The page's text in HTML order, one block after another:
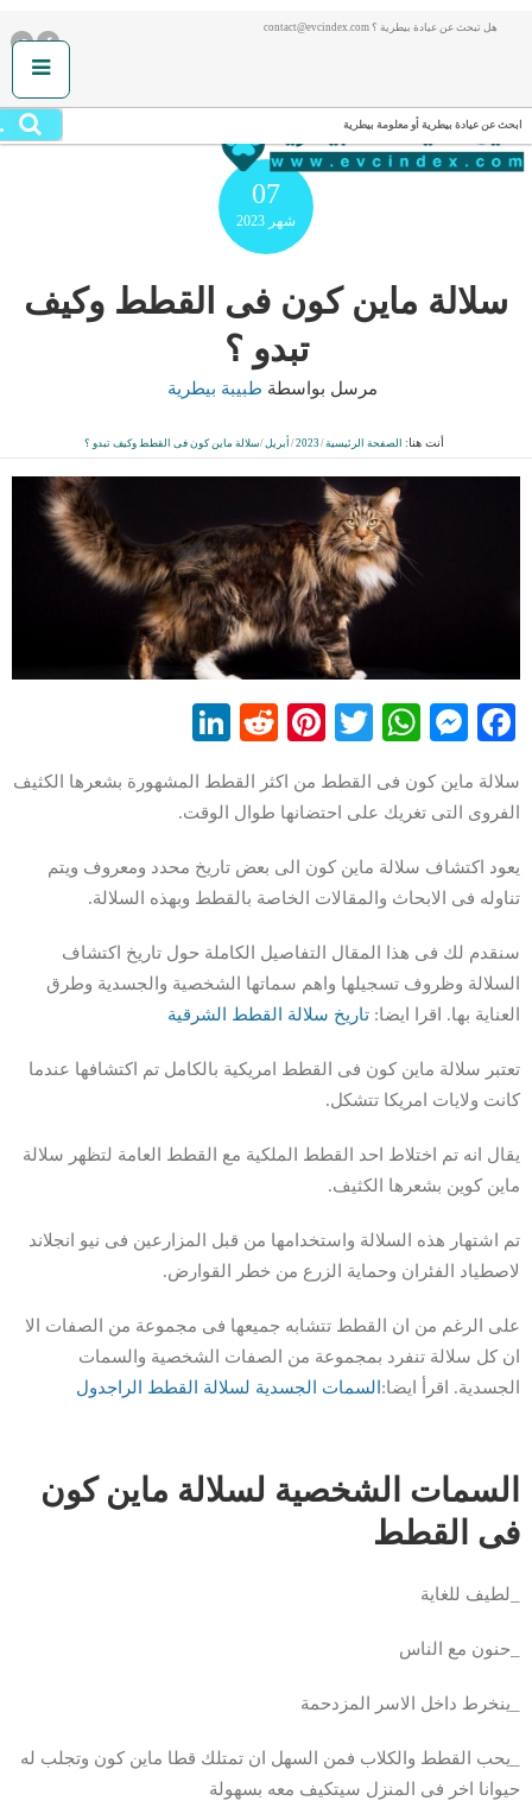
هل تبحث عن عيادة بيطرية ؟ contact@evcindex.com
ابحث عن عيادة بيطرية أو معلومة بيطرية
07
شهر 2023
سلالة ماين كون فى القطط وكيف
تبدو ؟
مرسل بواسطة طبيبة بيطرية
أنت هنا: الصفحة الرئيسية/
2023
/ أبريل/سلالة ماين كون فى القطط وكيف تبدو ؟
Facebook
Messenger
WhatsApp
Twitter
Pinterest
Reddit
سلالة ماين كون فى القطط من اكثر القطط المشهورة بشعرها الكثيف
الفروى التى تغريك على احتضانها طوال الوقت.
يعود اكتشاف سلالة ماين كون الى بعض تاريخ محدد ومعروف ويتم
تناوله فى الابحاث والمقالات الخاصة بالقطط وبهذه السلالة.
سنقدم لك فى هذا المقال التفاصيل الكاملة حول تاريخ اكتشاف
السلالة وظروف تسجيلها واهم سماتها الشخصية والجسدية وطرق
العناية بها. اقرا ايضا: تاريخ سلالة القطط الشرقية
تعتبر سلالة ماين كون فى القطط امريكية بالكامل تم اكتشافها عندما
كانت ولايات امريكا تتشكل.
يقال انه تم اختلاط احد القطط الملكية مع القطط العامة لتظهر سلالة
ماين كوين بشعرها الكثيف.
تم اشتهار هذه السلالة واستخدامها من قبل المزارعين فى نيو انجلاند
لاصطياد الفئران وحماية الزرع من خطر القوارض.
على الرغم من ان القطط تتشابه جميعها فى مجموعة من الصفات الا
ان كل سلالة تنفرد بمجموعة من الصفات الشخصية والسمات
الجسدية. اقرأ ايضا: السمات الجسدية لسلالة القطط الراجدول
السمات الشخصية لسلالة ماين كون
فى القطط
_لطيف للغاية
_حنون مع الناس
_ينخرط داخل الاسر المزدحمة
_يحب القطط والكلاب فمن السهل ان تمتلك قطا ماين كون وتجلب له
حيوانا اخر فى المنزل سيتكيف معه بسهولة